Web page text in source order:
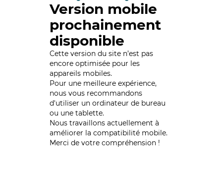
Version mobile
prochainement
disponible
Cette version du site n’est pas
encore optimisée pour les
appareils mobiles.
Pour une meilleure expérience,
nous vous recommandons
d'utiliser un ordinateur de bureau
ou une tablette.
Nous travaillons actuellement à
améliorer la compatibilité mobile.
Merci de votre compréhension !